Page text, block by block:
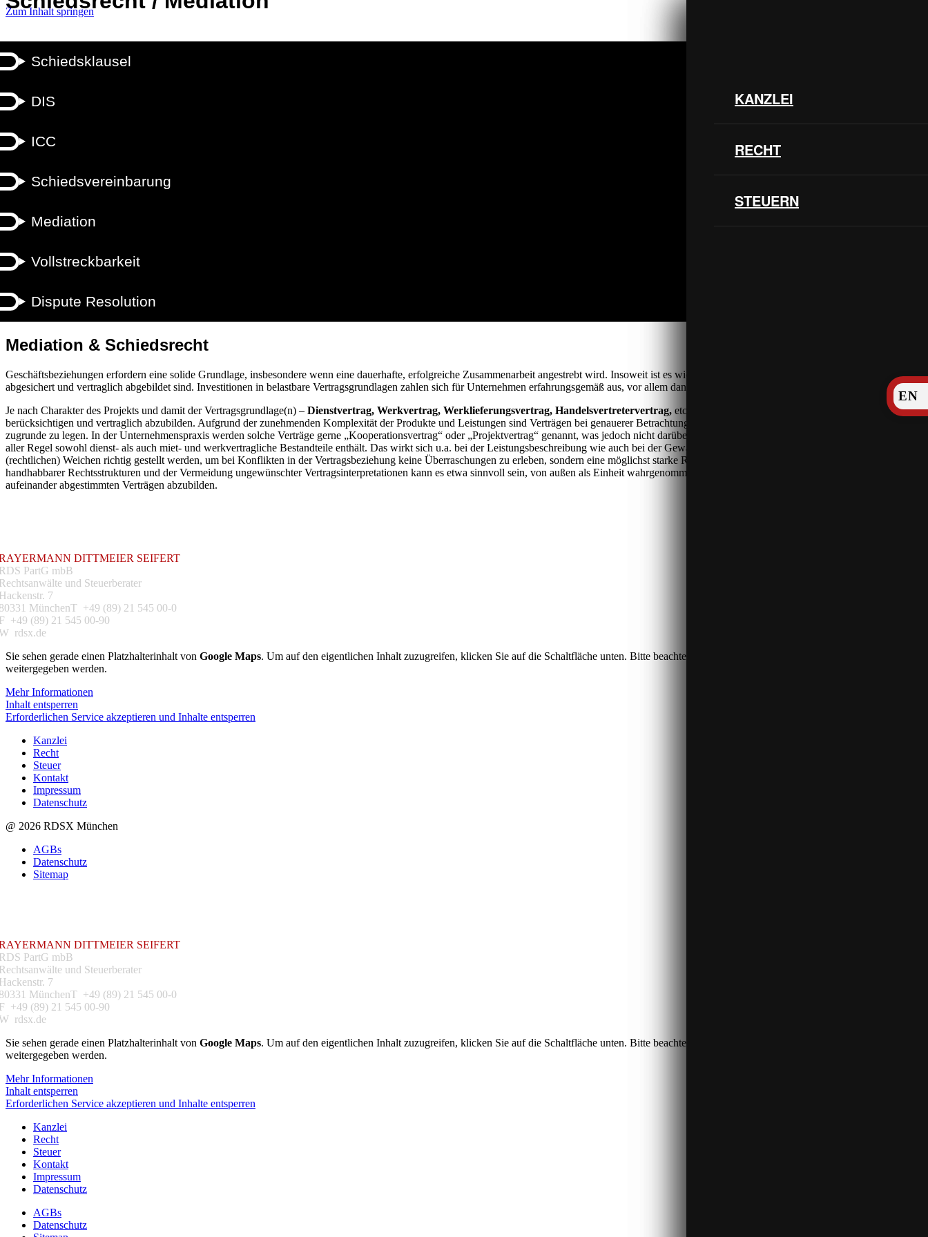
Zum Inhalt springen
KANZLEI
RECHT
STEUERN
KANZLEI
RECHT
STEUERN
Schiedsklausel
DIS
ICC
Schiedsvereinbarung
Mediation
Vollstreckbarkeit
Dispute Resolution
Mediation & Schiedsrecht
Geschäftsbeziehungen erfordern eine solide Grundlage, insbesondere wenn eine dauerhafte, erfolgreiche Zusammenarbeit angestrebt wird. Insoweit ist es wichtig, dass die jeweiligen Interessen hinreichend
abgesichert und vertraglich abgebildet sind. Investitionen in belastbare Vertragsgrundlagen zahlen sich für Unternehmen erfahrungsgemäß aus, vor allem dann, wenn es zu Meinungsverschiedenheiten kommt.
Je nach Charakter des Projekts und damit der Vertragsgrundlage(n) – Dienstvertrag, Werkvertrag, Werklieferungsvertrag, Handelsvertretervertrag, etc. – sind rechtlich unterschiedliche Aspekte zu
berücksichtigen und vertraglich abzubilden. Aufgrund der zunehmenden Komplexität der Produkte und Leistungen sind Verträgen bei genauerer Betrachtung häufig Elemente verschiedener Vertragstypen
zugrunde zu legen. In der Unternehmenspraxis werden solche Verträge gerne „Kooperationsvertrag“ oder „Projektvertrag“ genannt, was jedoch nicht darüber hinwegtäuschen kann, dass ein derartiger Vertrag in
aller Regel sowohl dienst- als auch miet- und werkvertragliche Bestandteile enthält. Das wirkt sich u.a. bei der Leistungsbeschreibung wie auch bei der Gewährleistung aus. Hier sollten frühzeitig die
(rechtlichen) Weichen richtig gestellt werden, um bei Konflikten in der Vertragsbeziehung keine Überraschungen zu erleben, sondern eine möglichst starke Rechtsposition zu haben. Im Sinne klarer,
handhabbarer Rechtsstrukturen und der Vermeidung ungewünschter Vertragsinterpretationen kann es etwa sinnvoll sein, von außen als Einheit wahrgenommene Leistungsbestandteile rechtlich in einzelnen,
aufeinander abgestimmten Verträgen abzubilden.
EN
DITTMEIER SEIFERT
PartG mbB
und Steuerberater
7
MünchenT +49 (89) 21 545 00-0
+49 (89) 21 545 00-90
rdsx.de
Sie sehen gerade einen Platzhalterinhalt von Google Maps. Um auf den eigentlichen Inhalt zuzugreifen, klicken Sie auf die Schaltfläche unten. Bitte beachten Sie, dass dabei Daten an Drittanbieter
weitergegeben werden.
Mehr Informationen
Inhalt entsperren
Erforderlichen Service akzeptieren und Inhalte entsperren
Kanzlei
Recht
Steuer
Kontakt
Impressum
Datenschutz
@ 2026 RDSX München
AGBs
Datenschutz
Sitemap
DITTMEIER SEIFERT
PartG mbB
und Steuerberater
7
MünchenT +49 (89) 21 545 00-0
+49 (89) 21 545 00-90
rdsx.de
Sie sehen gerade einen Platzhalterinhalt von Google Maps. Um auf den eigentlichen Inhalt zuzugreifen, klicken Sie auf die Schaltfläche unten. Bitte beachten Sie, dass dabei Daten an Drittanbieter
weitergegeben werden.
Mehr Informationen
Inhalt entsperren
Erforderlichen Service akzeptieren und Inhalte entsperren
Kanzlei
Recht
Steuer
Kontakt
Impressum
Datenschutz
AGBs
Datenschutz